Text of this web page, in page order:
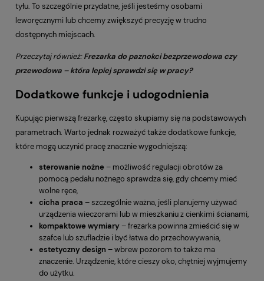
tyłu. To szczególnie przydatne, jeśli jesteśmy osobami
leworęcznymi lub chcemy zwiększyć precyzję w trudno
dostępnych miejscach.
Przeczytaj również:Frezarka do paznokci bezprzewodowa czy
przewodowa – która lepiej sprawdzi się w pracy?
Dodatkowe funkcje i udogodnienia
Kupując pierwszą frezarkę, często skupiamy się na podstawowych
parametrach. Warto jednak rozważyć także dodatkowe funkcje,
które mogą uczynić pracę znacznie wygodniejszą:
sterowanie nożne– możliwość regulacji obrotów za
pomocą pedału nożnego sprawdza się, gdy chcemy mieć
wolne ręce,
cicha praca – szczególnie ważna, jeśli planujemy używać
urządzenia wieczorami lub w mieszkaniu z cienkimi ścianami,
kompaktowe wymiary– frezarka powinna zmieścić się w
szafce lub szufladzie i być łatwa do przechowywania,
estetycznydesign – wbrew pozorom to także ma
znaczenie. Urządzenie, które cieszy oko, chętniej wyjmujemy
do użytku.